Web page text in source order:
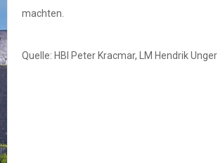
machten.
Quelle: HBI Peter Kracmar, LM Hendrik Unger